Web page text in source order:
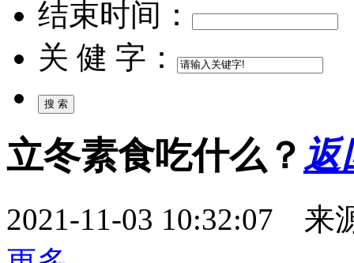
结束时间：
关 健 字：
立冬素食吃什么？返
2021-11-03 10:32:07